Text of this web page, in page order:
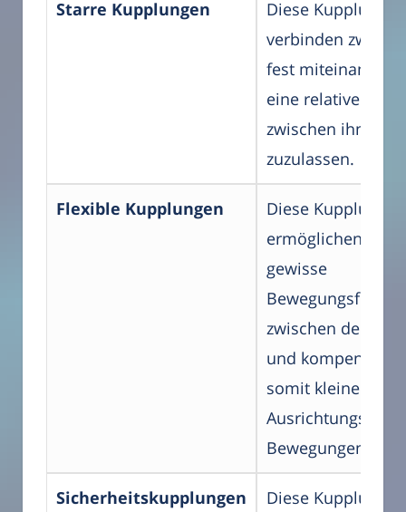
Starre Kupplungen
Diese Kupplungen
verbinden zwei
fest miteinander,
eine relative
zwischen ihnen
zuzulassen.
Flexible Kupplungen
Diese Kupplungen
ermöglichen eine
gewisse
zwischen den
und
somit kleine
Bewegungen.
Sicherheitskupplungen
Diese Kupplungen